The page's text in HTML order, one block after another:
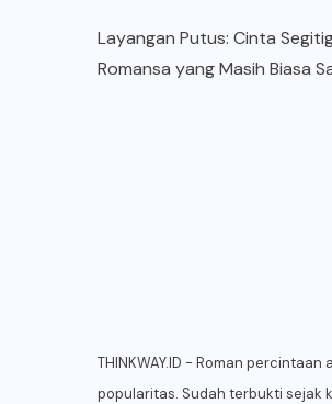
Layangan Putus: Cinta
Romansa yang Masih Biasa
THINKWAY.ID - Roman percintaan
popularitas. Sudah terbukti sejak